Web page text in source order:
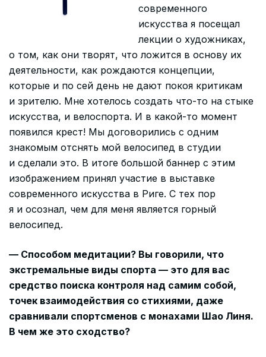
современного
искусства я посещал
лекции о художниках,
о том, как они творят, что ложится в основу их
деятельности, как рождаются концепции,
которые и по сей день не дают покоя критикам
и зрителю. Мне хотелось создать что-то на стыке
искусства, и велоспорта. И в какой-то момент
появился крест! Мы договорились с одним
знакомым отснять мой велосипед в студии
и сделали это. В итоге большой баннер с этим
изображением принял участие в выставке
современного искусства в Риге. С тех пор
я и осознал, чем для меня является горный
велосипед.
— Способом медитации? Вы говорили, что
экстремальные виды спорта — это для вас
средство поиска контроля над самим собой,
точек взаимодействия со стихиями, даже
сравнивали спортсменов с монахами Шао Линя.
В чем же это сходство?